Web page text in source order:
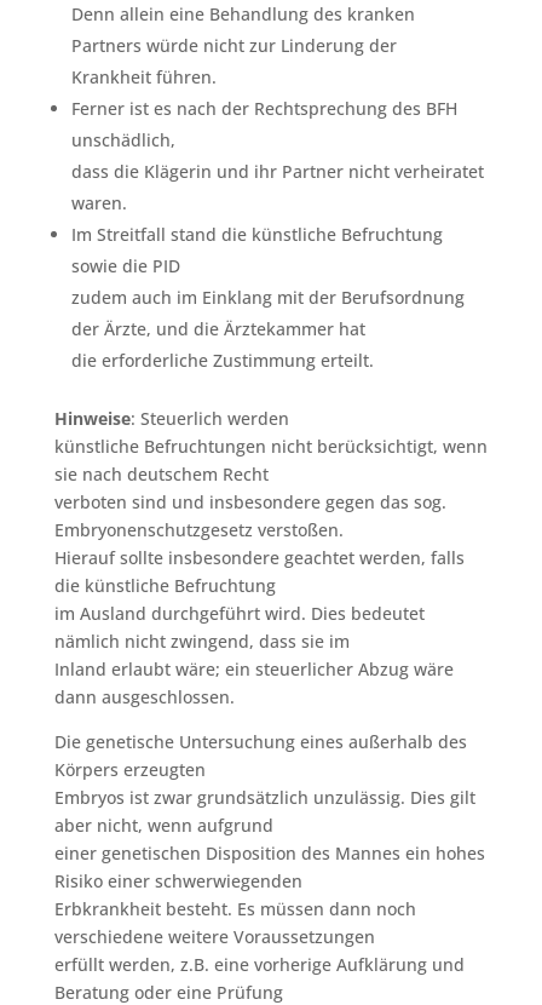
Denn allein eine Behandlung des kranken
Partners würde nicht zur Linderung der
Krankheit führen.
Ferner ist es nach der Rechtsprechung des BFH
unschädlich,
dass die Klägerin und ihr Partner nicht verheiratet
waren.
Im Streitfall stand die künstliche Befruchtung
sowie die PID
zudem auch im Einklang mit der Berufsordnung
der Ärzte, und die Ärztekammer hat
die erforderliche Zustimmung erteilt.
Hinweise: Steuerlich werden
künstliche Befruchtungen nicht berücksichtigt, wenn
sie nach deutschem Recht
verboten sind und insbesondere gegen das sog.
Embryonenschutzgesetz verstoßen.
Hierauf sollte insbesondere geachtet werden, falls
die künstliche Befruchtung
im Ausland durchgeführt wird. Dies bedeutet
nämlich nicht zwingend, dass sie im
Inland erlaubt wäre; ein steuerlicher Abzug wäre
dann ausgeschlossen.
Die genetische Untersuchung eines außerhalb des
Körpers erzeugten
Embryos ist zwar grundsätzlich unzulässig. Dies gilt
aber nicht, wenn aufgrund
einer genetischen Disposition des Mannes ein hohes
Risiko einer schwerwiegenden
Erbkrankheit besteht. Es müssen dann noch
verschiedene weitere Voraussetzungen
erfüllt werden, z.B. eine vorherige Aufklärung und
Beratung oder eine Prüfung